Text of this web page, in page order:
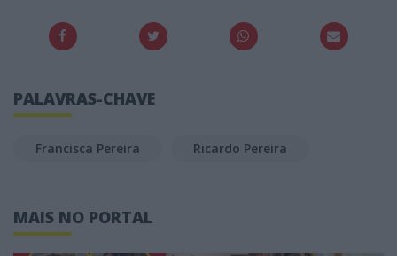
PALAVRAS-CHAVE
Francisca Pereira Ricardo Pereira
MAIS NO PORTAL